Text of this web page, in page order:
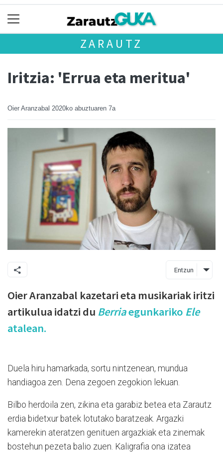
ZARAUTZ
Iritzia: 'Errua eta meritua'
Oier Aranzabal 2020ko abuztuaren 7a
Entzun
Oier Aranzabal kazetari eta musikariak iritzi
artikulua idatzi du Berriaegunkariko Ele
atalean.
Duela hiru hamarkada, sortu nintzenean, mundua
handiagoa zen. Dena zegoen zegokion lekuan.
Bilbo herdoila zen, zikina eta garabiz betea eta Zarautz
erdia bidetxur batek lotutako baratzeak. Argazki
kamerekin ateratzen genituen argazkiak eta zinemak
bostehun pezeta balio zuen. Kaligrafia ona izatea